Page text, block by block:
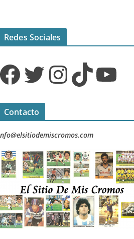
Redes Sociales
Facebook Twitter InstagramTikTok YouTube
Contacto